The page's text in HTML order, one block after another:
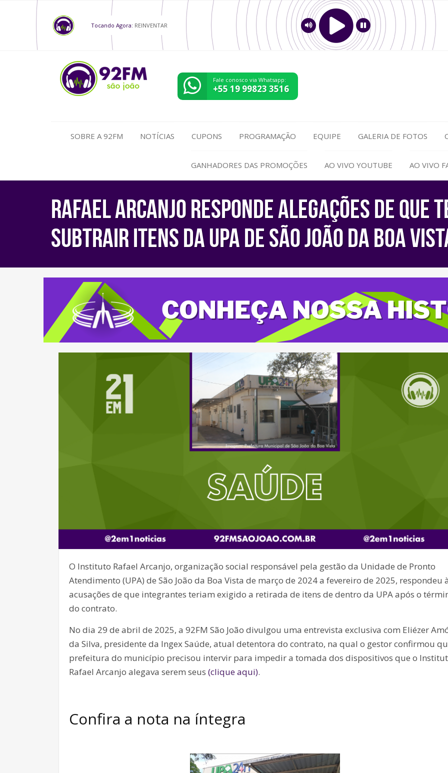
Tocando Agora: REINVENTAR
Fale conosco via Whatsapp:
+55 19 99823 3516
SOBRE A 92FM NOTÍCIAS CUPONS PROGRAMAÇÃO EQUIPE GALERIA DE FOTOS
GANHADORES DAS PROMOÇÕES AO VIVO YOUTUBE AO VIVO
Rafael Arcanjo responde alegações de que
subtrair itens da UPA de São João da Boa
O Instituto Rafael Arcanjo, organização social responsável pela gestão da Unidade de Pronto
Atendimento (UPA) de São João da Boa Vista de março de 2024 a fevereiro de 2025, respondeu
acusações de que integrantes teriam exigido a retirada de itens de dentro da UPA após o
do contrato.
No dia 29 de abril de 2025, a 92FM São João divulgou uma entrevista exclusiva com Eliézer
da Silva, presidente da Ingex Saúde, atual detentora do contrato, na qual o gestor confirmou
prefeitura do município precisou intervir para impedir a tomada dos dispositivos que o
Rafael Arcanjo alegava serem seus (clique aqui).
Confira a nota na íntegra